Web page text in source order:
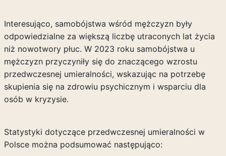
Interesująco, samobójstwa wśród mężczyzn były
odpowiedzialne za większą liczbę utraconych lat życia
niż nowotwory płuc. W 2023 roku samobójstwa u
mężczyzn przyczyniły się do znaczącego wzrostu
przedwczesnej umieralności, wskazując na potrzebę
skupienia się na zdrowiu psychicznym i wsparciu dla
osób w kryzysie.
Statystyki dotyczące przedwczesnej umieralności w
Polsce można podsumować następująco: